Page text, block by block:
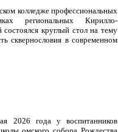
колледже профессиональных
региональных Кирилло-
круглый стол на тему
сквернословия в современном
2026 года у воспитанников